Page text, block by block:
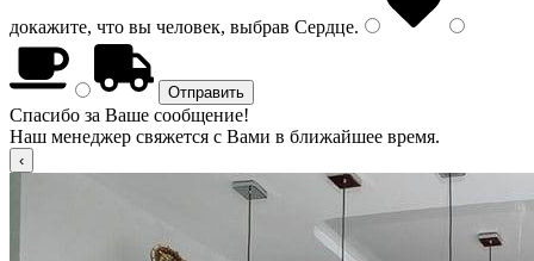
докажите, что вы человек, выбрав Сердце.
Спасибо за Ваше сообщение!
Наш менеджер свяжется с Вами в ближайшее время.